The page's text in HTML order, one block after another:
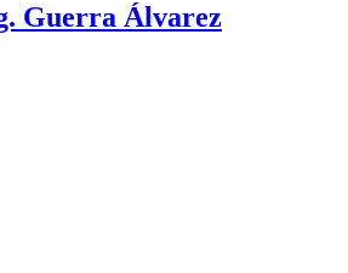
Guerra Álvarez